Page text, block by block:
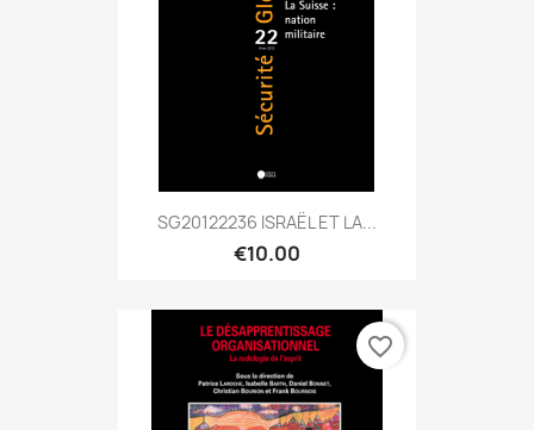
SG20122236 ISRAËL ET LA...
€10.00
favorite_border